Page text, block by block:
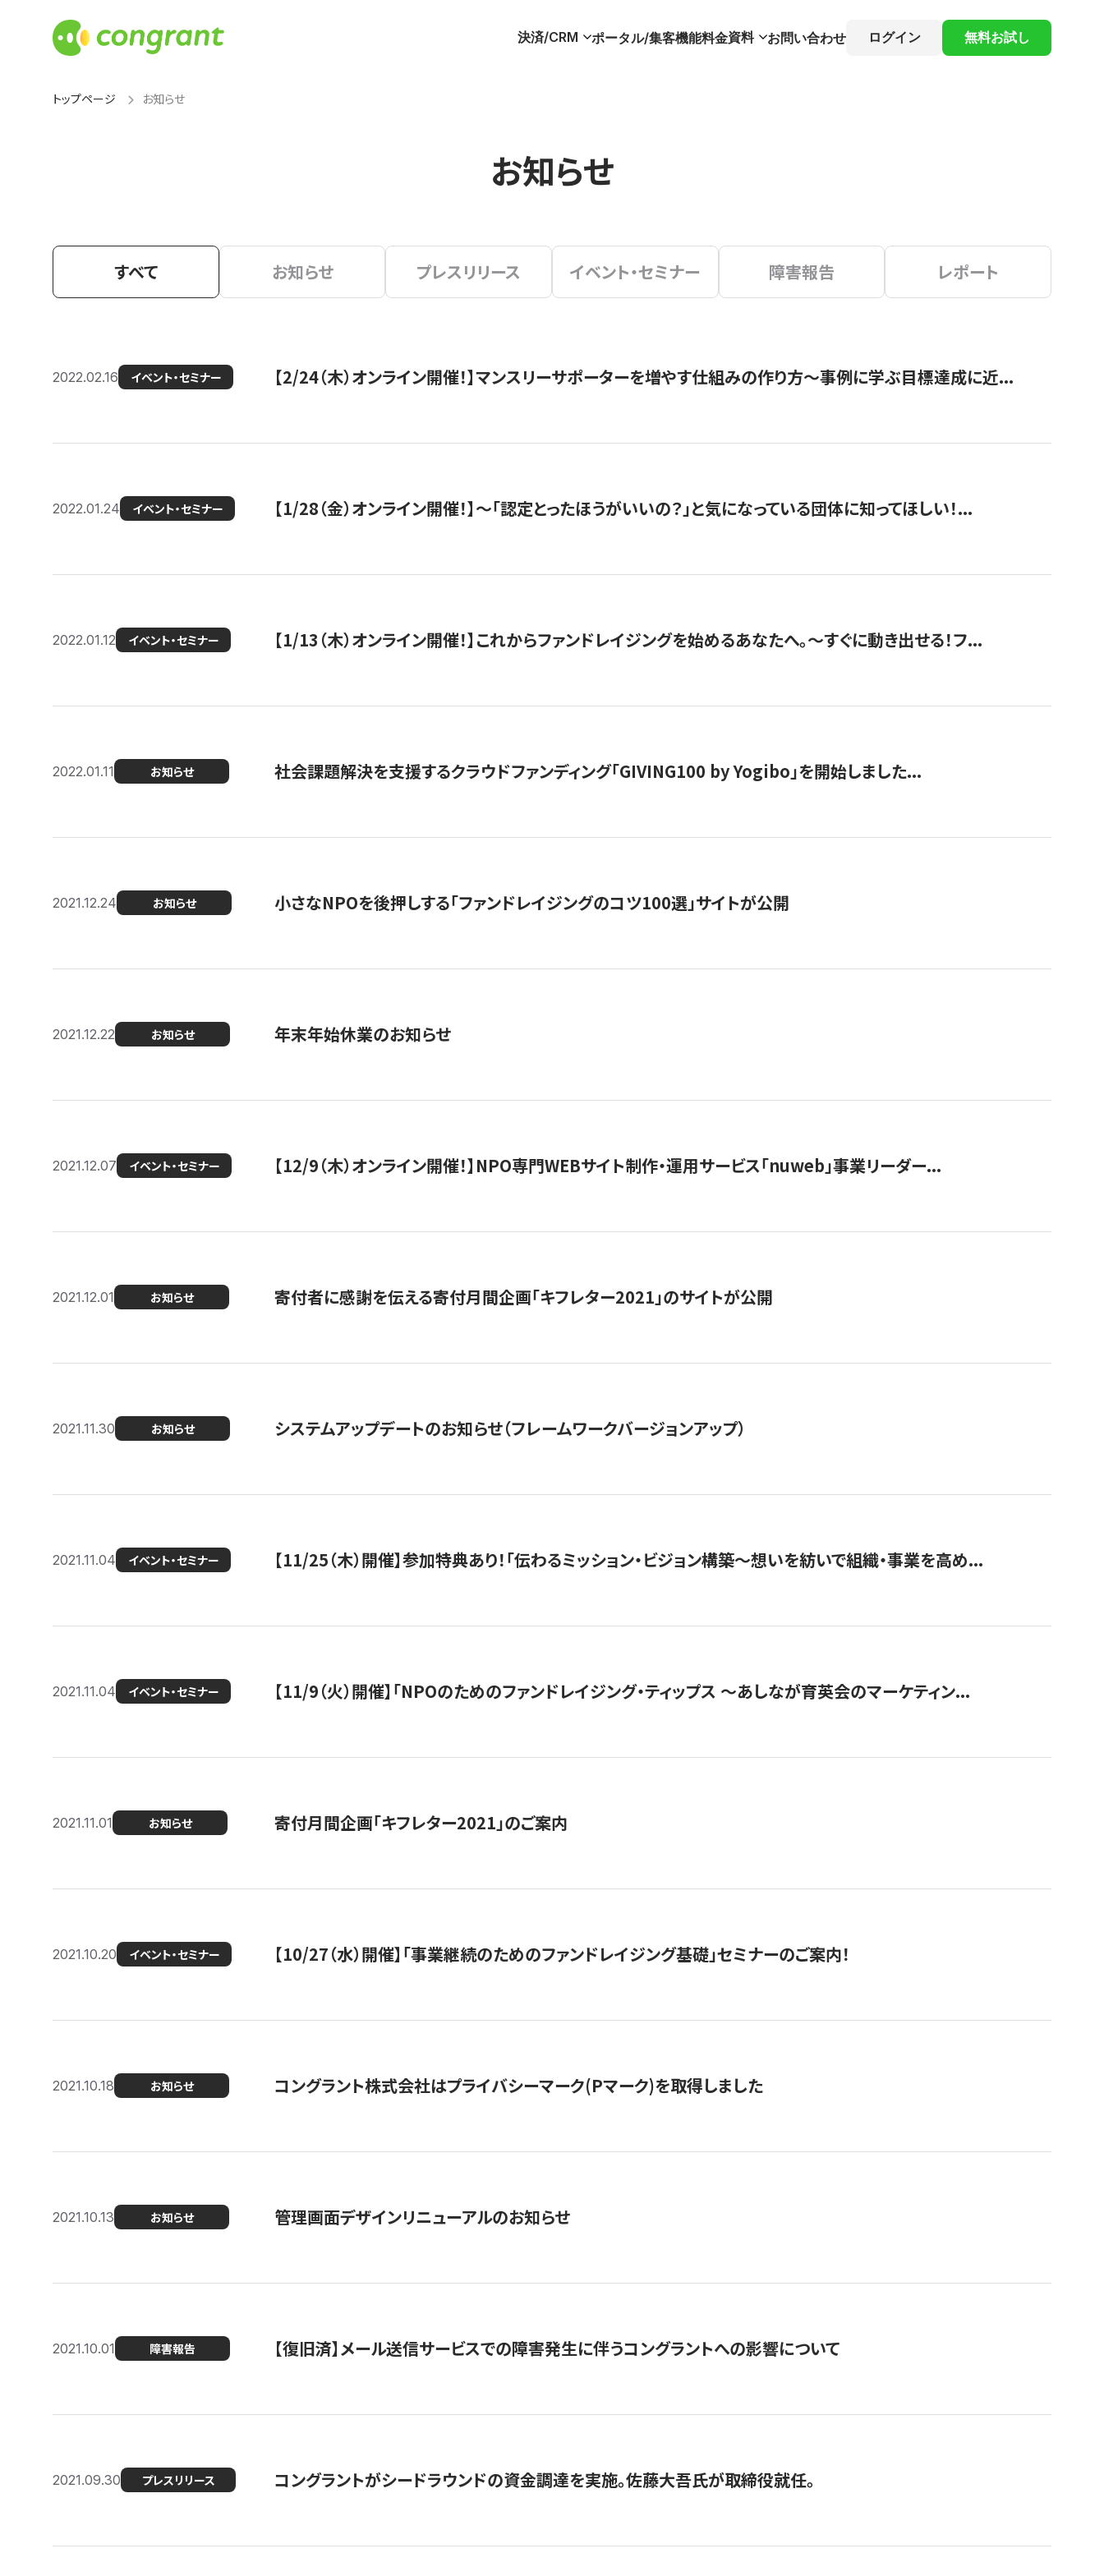
決済/CRM ポータル/集客機能料金資料 お問い合わせ ログイン 無料お試し
トップページ お知らせ
お知らせ
すべて お知らせ プレスリリース イベント・セミナー 障害報告 レポート
2022.02.16 イベント・セミナー 【2/24（木）オンライン開催！】マンスリーサポーターを増やす仕組みの作り方〜事例に学ぶ目標達成に近...
2022.01.24 イベント・セミナー 【1/28（金）オンライン開催！】〜「認定とったほうがいいの？」と気になっている団体に知ってほしい！...
2022.01.12 イベント・セミナー 【1/13（木）オンライン開催！】これからファンドレイジングを始めるあなたへ。〜すぐに動き出せる！フ...
2022.01.11 お知らせ 社会課題解決を支援するクラウドファンディング「GIVING100 by Yogibo」を開始しました...
2021.12.24 お知らせ 小さなNPOを後押しする「ファンドレイジングのコツ100選」サイトが公開
2021.12.22 お知らせ 年末年始休業のお知らせ
2021.12.07 イベント・セミナー 【12/9（木）オンライン開催！】NPO専門WEBサイト制作・運用サービス「nuweb」事業リーダー...
2021.12.01 お知らせ 寄付者に感謝を伝える寄付月間企画「キフレター2021」のサイトが公開
2021.11.30 お知らせ システムアップデートのお知らせ（フレームワークバージョンアップ）
2021.11.04 イベント・セミナー 【11/25（木）開催】参加特典あり！「伝わるミッション・ビジョン構築〜想いを紡いで組織・事業を高め...
2021.11.04 イベント・セミナー 【11/9（火）開催】「NPOのためのファンドレイジング・ティップス 〜あしなが育英会のマーケティン...
2021.11.01 お知らせ 寄付月間企画「キフレター2021」のご案内
2021.10.20 イベント・セミナー 【10/27（水）開催】「事業継続のためのファンドレイジング基礎」セミナーのご案内！
2021.10.18 お知らせ コングラント株式会社はプライバシーマーク(Pマーク)を取得しました
2021.10.13 お知らせ 管理画面デザインリニューアルのお知らせ
2021.10.01 障害報告 【復旧済】メール送信サービスでの障害発生に伴うコングラントへの影響について
2021.09.30 プレスリリース コングラントがシードラウンドの資金調達を実施。佐藤大吾氏が取締役就任。